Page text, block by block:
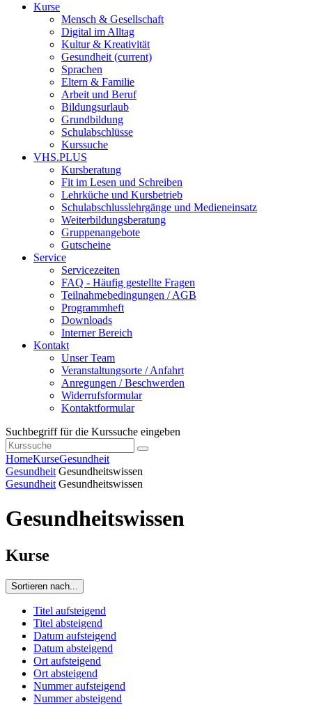
Kurse
Mensch & Gesellschaft
Digital im Alltag
Kultur & Kreativität
Gesundheit (current)
Sprachen
Eltern & Familie
Arbeit und Beruf
Bildungsurlaub
Grundbildung
Schulabschlüsse
Kurssuche
VHS.PLUS
Kursberatung
Fit im Lesen und Schreiben
Lehrküche und Kursbetrieb
Schulabschlusslehrgänge und Medieneinsatz
Weiterbildungsberatung
Gruppenangebote
Gutscheine
Service
Servicezeiten
FAQ - Häufig gestellte Fragen
Teilnahmebedingungen / AGB
Programmheft
Downloads
Interner Bereich
Kontakt
Unser Team
Veranstaltungsorte / Anfahrt
Anregungen / Beschwerden
Widerrufsformular
Kontaktformular
Suchbegriff für die Kurssuche eingeben
HomeKurseGesundheit
Gesundheit Gesundheitswissen
Gesundheit Gesundheitswissen
Gesundheitswissen
Kurse
Sortieren nach...
Titel aufsteigend
Titel absteigend
Datum aufsteigend
Datum absteigend
Ort aufsteigend
Ort absteigend
Nummer aufsteigend
Nummer absteigend